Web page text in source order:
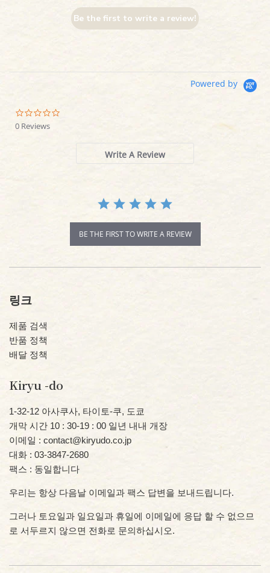
Be the first to write a review!
Powered by
0 Reviews
Write A Review
BE THE FIRST TO WRITE A REVIEW
링크
제품 검색
반품 정책
배달 정책
Kiryu -do
1-32-12 아사쿠사, 타이토-쿠, 도쿄
개막 시간 10 : 30-19 : 00 일년 내내 개장
이메일 : contact@kiryudo.co.jp
대화 : 03-3847-2680
팩스 : 동일합니다
우리는 항상 다음날 이메일과 팩스 답변을 보내드립니다.
그러나 토요일과 일요일과 휴일에 이메일에 응답 할 수 없으므
로 서두르지 않으면 전화로 문의하십시오.